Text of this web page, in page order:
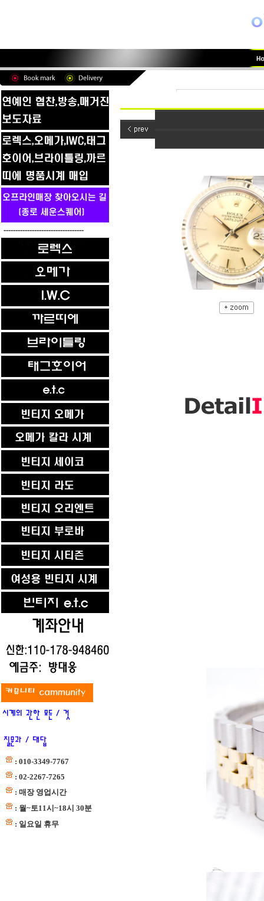
----------------------------------
: 010-3349-7767
: 02-2267-7265
: 매장 영업시간
: 월~토11시~18시 30분
: 일요일 휴무